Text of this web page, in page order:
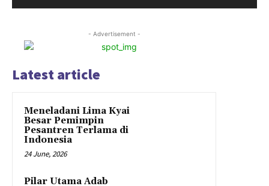
- Advertisement -
Latest article
Meneladani Lima Kyai
Besar Pemimpin
Pesantren Terlama di
Indonesia
24 June, 2026
Pilar Utama Adab